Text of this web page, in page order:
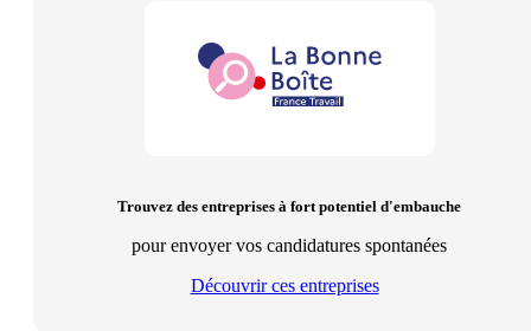
Trouvez des entreprises à fort potentiel d'embauche
pour envoyer vos candidatures spontanées
Découvrir ces entreprises